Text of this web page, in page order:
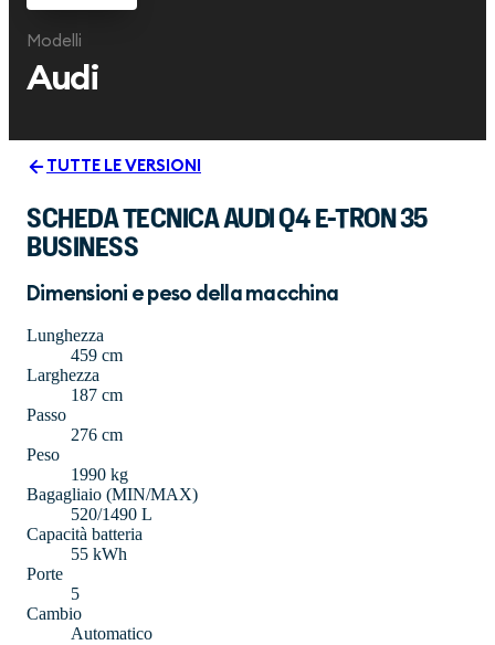
Modelli
Audi
TUTTE LE VERSIONI
SCHEDA TECNICA AUDI Q4 E-TRON 35
BUSINESS
Dimensioni e peso della macchina
Lunghezza
459 cm
Larghezza
187 cm
Passo
276 cm
Peso
1990 kg
Bagagliaio (MIN/MAX)
520/1490 L
Capacità batteria
55 kWh
Porte
5
Cambio
Automatico